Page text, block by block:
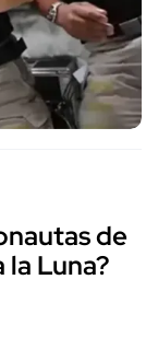
de
la Luna?